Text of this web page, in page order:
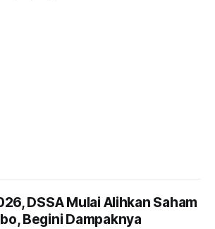
DSSA Mulai Alihkan Saham
Begini Dampaknya